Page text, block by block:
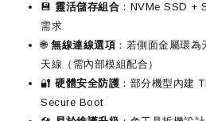
💾 靈活儲存組合 ：NVMe SSD +
需求
🌐 無線連線選項 ：若側面金屬環
天線（需內部模組配合）
🔐 硬體安全防護 ：部分機型內建
Secure Boot